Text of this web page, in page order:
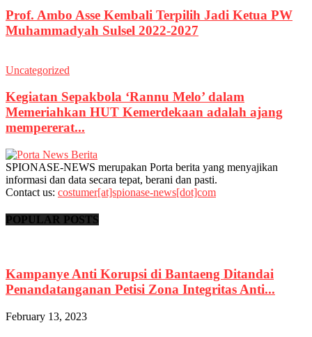
Prof. Ambo Asse Kembali Terpilih Jadi Ketua PW
Muhammadyah Sulsel 2022-2027
Uncategorized
Kegiatan Sepakbola ‘Rannu Melo’ dalam
Memeriahkan HUT Kemerdekaan adalah ajang
mempererat...
SPIONASE-NEWS merupakan Porta berita yang menyajikan
informasi dan data secara tepat, berani dan pasti.
Contact us: costumer[at]spionase-news[dot]com
POPULAR POSTS
Kampanye Anti Korupsi di Bantaeng Ditandai
Penandatanganan Petisi Zona Integritas Anti...
February 13, 2023